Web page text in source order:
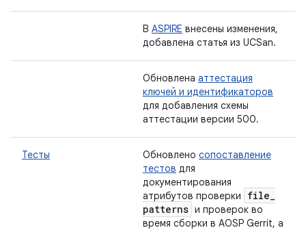
В ASPIRE внесены изменения,
добавлена ​​статья из UCSan.
Обновлена ​​аттестация
ключей и идентификаторов
для добавления схемы
аттестации версии 500.
Тесты Обновлено сопоставление
тестов для
документирования
атрибутов проверки
file_
patterns и проверок во
время сборки в AOSP Gerrit, а